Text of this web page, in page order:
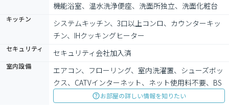
機能浴室、温水洗浄便座、洗面所独立、洗面化粧台
キッチン
システムキッチン、3口以上コンロ、カウンターキッ
チン、IHクッキングヒーター
セキュリティ セキュリティ会社加入済
室内設備
エアコン、フローリング、室内洗濯置、シューズボッ
クス、CATVインターネット、ネット使用料不要、BS
お部屋の詳しい情報を知りたい